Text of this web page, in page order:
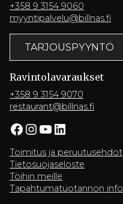
+358 9 3154 9060
myyntipalvelu@billnas.fi
TARJOUSPYYNTÖ
Ravintola­varaukset
+358 9 3154 9070
restaurant@billnas.fi
Facebook InstagramYouTube LinkedIn
Toimitus ja peruutusehdot
Tietosuojaseloste
Töihin meille
Tapahtumatuotannon info